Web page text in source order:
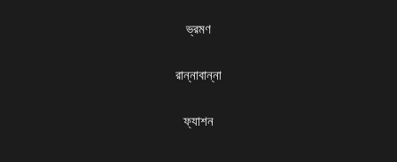
ভ্রমণ
রান্নাবান্না
ফ্যাশন